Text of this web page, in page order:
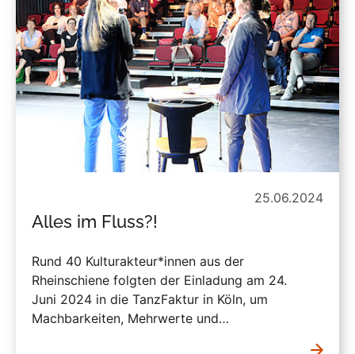
25.06.2024
Alles im Fluss?!
Rund 40 Kulturakteur*innen aus der
Rheinschiene folgten der Einladung am 24.
Juni 2024 in die TanzFaktur in Köln, um
Machbarkeiten, Mehrwerte und…